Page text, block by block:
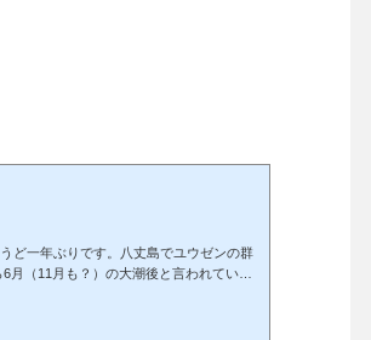
ど一年ぶりです。八丈島でユウゼンの群
（11月も？）の大潮後と言われていま